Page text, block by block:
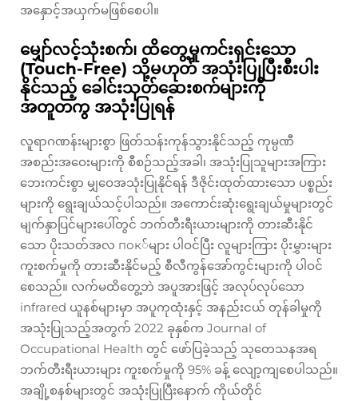
အနှောင့်အယှက်မဖြစ်စေပါ။
မျှော်လင့်သုံးစက်၊ ထိတွေ့မှုကင်းရှင်းသော
(Touch-Free) သို့မဟုတ် အသုံးပြုပြီးစီးပါး
နိုင်သည့် ခေါင်းသုတ်ဆေးစက်များကို
အတူတကွ အသုံးပြုရန်
လူရာဂဏန်းများစွာ ဖြတ်သန်းကုန်သွားနိုင်သည့် ကုမ္ပဏီ
အစည်းအဝေးများကို စီစဉ်သည့်အခါ၊ အသုံးပြုသူများအကြား
ဘေးကင်းစွာ မျှဝေအသုံးပြုနိုင်ရန် ဒီဇိုင်းထုတ်ထားသော ပစ္စည်း
များကို ရွေးချယ်သင့်ပါသည်။ အကောင်းဆုံးရွေးချယ်မှုများတွင်
မျက်နှာပြင်များပေါ်တွင် ဘက်တီးရီးယားများကို တားဆီးနိုင်
သော ပိုးသတ်အလ пок်များ ပါဝင်ပြီး လူများကြား ပိုးမွှားများ
ကူးစက်မှုကို တားဆီးနိုင်မည့် စီလီကွန်အော်ကွင်းများကို ပါဝင်
စေသည်။ လက်မထိတွေ့ဘဲ အပူအားဖြင့် အလုပ်လုပ်သော
infrared ယူနစ်များမှာ အပူကုထုံးနှင့် အနည်းငယ် တုန်ခါမှုကို
အသုံးပြုသည့်အတွက် 2022 ခုနှစ်က Journal of
Occupational Health တွင် ဖော်ပြခဲ့သည့် သုတေသနအရ
ဘက်တီးရီးယားများ ကူးစက်မှုကို 95% ခန့် လျော့ကျစေပါသည်။
အချို့စနစ်များတွင် အသုံးပြုပြီးနောက် ကိုယ်တိုင်